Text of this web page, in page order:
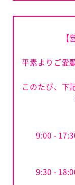
平素よりご愛
このたび、下
9:00 -
9:30 -